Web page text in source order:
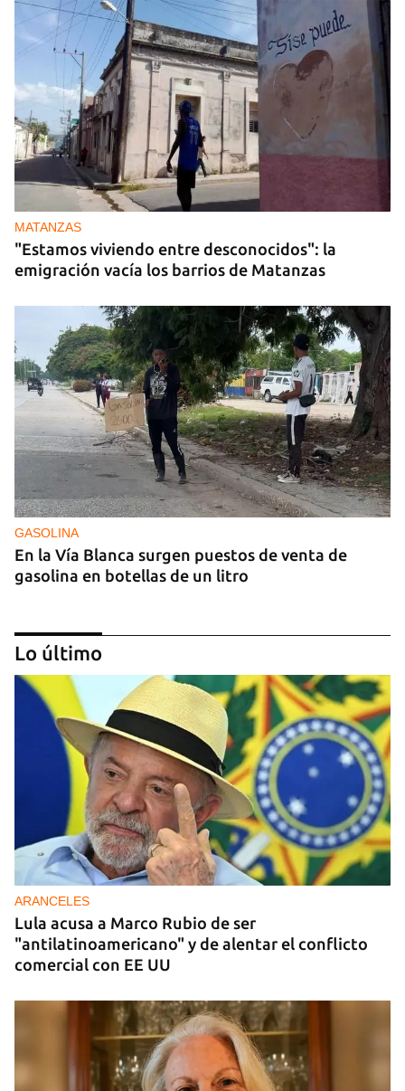
MATANZAS
"Estamos viviendo entre desconocidos": la
emigración vacía los barrios de Matanzas
GASOLINA
En la Vía Blanca surgen puestos de venta de
gasolina en botellas de un litro
DONACIONES
China entrega otros 5.000 sistemas fotovoltaicos
para zonas rurales de Cuba
Lo último
ARANCELES
Lula acusa a Marco Rubio de ser
"antilatinoamericano" y de alentar el conflicto
comercial con EE UU